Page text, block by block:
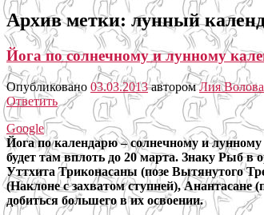
Архив метки: лунный
Йога по солнечному и лунному
Опубликовано 03.03.2013 авторомЛия Волова
Ответить
Google
Йога по календарю – солнечному и
будет там вплоть до 20 марта. Знаку Рыб в
Уттхита Триконасаны (позе Вытянутого
(Наклоне с захватом ступней),
добиться большего в их освоении.